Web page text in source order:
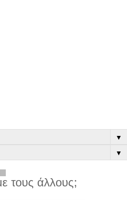
▼
▼
τους άλλους;